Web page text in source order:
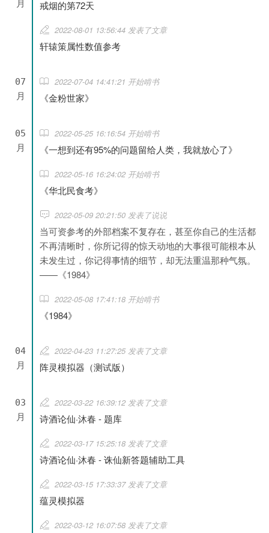
月
戒烟的第72天
2022-08-01 13:56:44 发表了文章
轩辕策属性数值参考
07
月
2022-07-04 14:41:21 开始啃书
《金粉世家》
05
月
2022-05-25 16:16:54 开始啃书
《一想到还有95%的问题留给人类，我就放心了》
2022-05-16 16:24:02 开始啃书
《华北民食考》
2022-05-09 20:21:50 发表了说说
当可资参考的外部档案不复存在，甚至你自己的生活都
不再清晰时，你所记得的惊天动地的大事很可能根本从
未发生过，你记得事情的细节，却无法重温那种气氛。
——《1984》
2022-05-08 17:41:18 开始啃书
《1984》
04
月
2022-04-23 11:27:25 发表了文章
阵灵模拟器（测试版）
03
月
2022-03-22 16:39:12 发表了文章
诗酒论仙·沐春 - 题库
2022-03-17 15:25:18 发表了文章
诗酒论仙·沐春 - 诛仙新答题辅助工具
2022-03-15 17:33:37 发表了文章
蕴灵模拟器
2022-03-12 16:07:58 发表了文章